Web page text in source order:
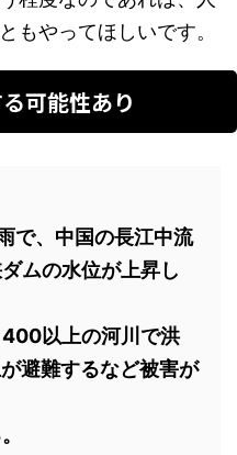
もやってほしいです。
可能性あり
で、中国の長江中流
ムの水位が上昇し
以上の河川で洪
避難するなど被害が